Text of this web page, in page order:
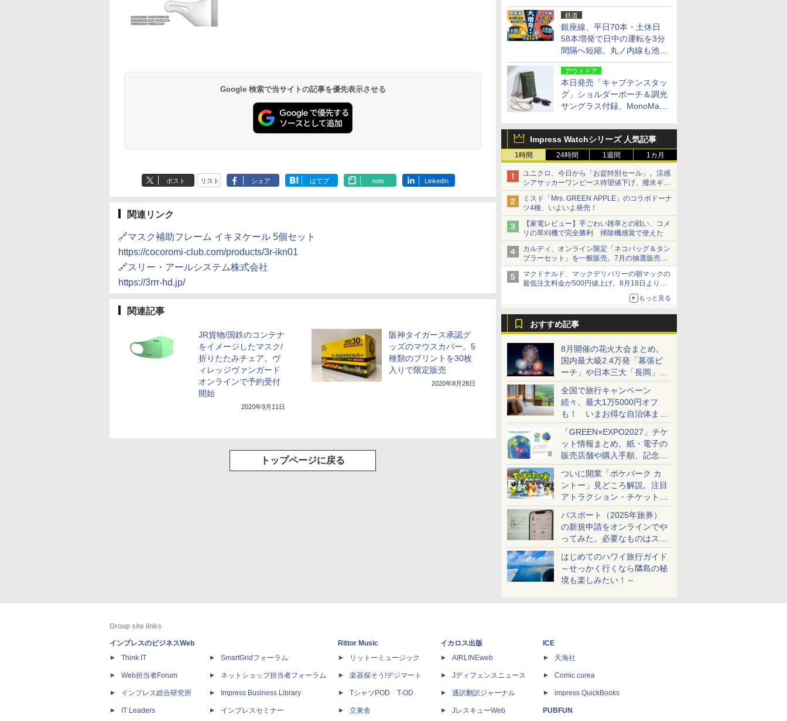
ト含む全270室、ダイニング
も併設
鉄道
銀座線、平日70本・土休日
58本増発で日中の運転を3分
間隔へ短縮。丸ノ内線も池袋
～中野坂上を4分間隔に
アウトドア
本日発売「キャプテンスタッ
グ」ショルダーポーチ＆調光
サングラス付録、MonoMax
Impress Watchシリーズ 人気記事
1時間 24時間 1週間 1カ月
ユニクロ、今日から「お盆特別セール」。涼感
シアサッカーワンピース待望値下げ、撥水ギア
ショーツは1990円に
ミスド「Mrs. GREEN APPLE」のコラボドーナ
ツ4種、いよいよ発売！
【家電レビュー】手ごわい雑草との戦い、コメ
リの草刈機で完全勝利 掃除機感覚で使えた
カルディ、オンライン限定「ネコバッグ＆タン
ブラーセット」を一般販売。7月の抽選販売の
当選無効分
マクドナルド、マックデリバリーの朝マックの
最低注文料金が500円値上げ。8月18日より
もっと見る
おすすめ記事
8月開催の花火大会まとめ。
国内最大級2.4万発「幕張ビ
ーチ」や日本三大「長岡」な
ど大型イベント目白押し！
全国で旅行キャンペーン
続々、最大1万5000円オフ
も！ いまお得な自治体まと
め
「GREEN×EXPO2027」チケ
ット情報まとめ。紙・電子の
販売店舗や購入手順、記念チ
ケットも解説
ついに開業「ポケパーク カ
ントー」見どころ解説。注目
アトラクション・チケット手
配・来場前に必要な準備は？
パスポート（2025年旅券）
の新規申請をオンラインでや
ってみた。必要なものはスマ
ホとマイナカードのみ
はじめてのハワイ旅行ガイド
～せっかく行くなら隣島の秘
境も楽しみたい！～
10,450円～
19,541円～
7,950円～
5,758円～
Google 検索で当サイトの記事を優先表示させる
ポスト リスト シェア はてブ note LinkedIn
関連リンク
🔗マスク補助フレーム イキヌケール 5個セット
https://cocoromi-club.com/products/3r-ikn01
🔗スリー・アールシステム株式会社
https://3rrr-hd.jp/
関連記事
JR貨物/国鉄のコンテナ
をイメージしたマスク/
折りたたみチェア。ヴ
ィレッジヴァンガード
オンラインで予約受付
開始
2020年9月11日
阪神タイガース承認グ
ッズのマウスカバー。5
種類のプリントを30枚
入りで限定販売
2020年8月28日
トップページに戻る
Group site links
インプレスのビジネスWeb
Think IT
Web担当者Forum
インプレス総合研究所
IT Leaders
SmartGridフォーラム
ネットショップ担当者フォーラム
Impress Business Library
インプレスセミナー
Rittor Music
リットーミュージック
楽器探そう!デジマート
TシャツPOD T-OD
立東舎
イカロス出版
AIRLINEweb
Jディフェンスニュース
通訳翻訳ジャーナル
JレスキューWeb
ICE
天海社
Comic curea
impress QuickBooks
PUBFUN